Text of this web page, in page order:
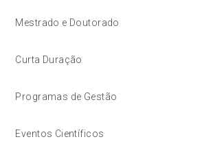
Mestrado e Doutorado
Curta Duração
Programas de Gestão
Eventos Científicos